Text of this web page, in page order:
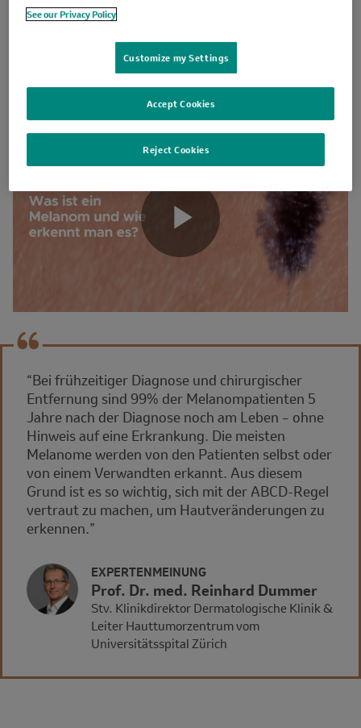
Quiz starten
Play
Video
“Bei frühzeitiger Diagnose und chirurgischer
Entfernung sind 99% der Melanompatienten 5
Jahre nach der Diagnose noch am Leben – ohne
Hinweis auf eine Erkrankung. Die meisten
Melanome werden von den Patienten selbst oder
von einem Verwandten erkannt. Aus diesem
Grund ist es so wichtig, sich mit der ABCD‑Regel
vertraut zu machen, um Hautveränderungen zu
erkennen.”
EXPERTENMEINUNG
Prof. Dr. med. Reinhard Dummer
Stv. Klinikdirektor Dermatologische Klinik &
Leiter Hauttumorzentrum vom
Universitätsspital Zürich
See our Privacy Policy
Customize my Settings
Reject Cookies
Accept Cookies